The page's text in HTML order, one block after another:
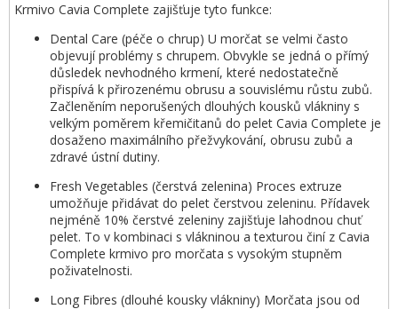
Krmivo Cavia Complete zajišťuje tyto funkce:
Dental Care (péče o chrup) U morčat se velmi často
objevují problémy s chrupem. Obvykle se jedná o přímý
důsledek nevhodného krmení, které nedostatečně
přispívá k přirozenému obrusu a souvislému růstu zubů.
Začleněním neporušených dlouhých kousků vlákniny s
velkým poměrem křemičitanů do pelet Cavia Complete je
dosaženo maximálního přežvykování, obrusu zubů a
zdravé ústní dutiny.
Fresh Vegetables (čerstvá zelenina) Proces extruze
umožňuje přidávat do pelet čerstvou zeleninu. Přídavek
nejméně 10% čerstvé zeleniny zajišťuje lahodnou chuť
pelet. To v kombinaci s vlákninou a texturou činí z Cavia
Complete krmivo pro morčata s vysokým stupněm
poživatelnosti.
Long Fibres (dlouhé kousky vlákniny) Morčata jsou od